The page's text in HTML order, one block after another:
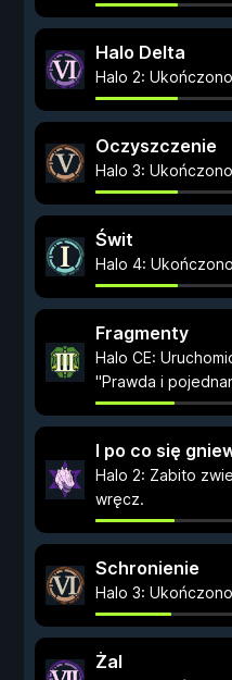
Halo Delta
Halo 2:
Oczyszczenie
Halo 3:
Świt
Halo 4:
Fragmenty
Halo CE:
"Prawda i
I po co się
Halo 2: Zabito
wręcz.
Schronienie
Halo 3:
Żal